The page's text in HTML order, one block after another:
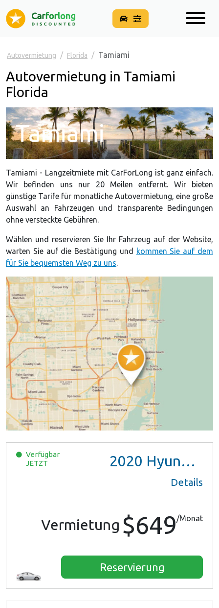
Autovermietung Florida Tamiami
Autovermietung in Tamiami
Florida
Tamiami
Tamiami - Langzeitmiete mit CarForLong ist ganz einfach.
Wir befinden uns nur 20 Meilen entfernt. Wir bieten
günstige Tarife für monatliche Autovermietung, eine große
Auswahl an Fahrzeugen und transparente Bedingungen
ohne versteckte Gebühren.
Wählen und reservieren Sie Ihr Fahrzeug auf der Website,
warten Sie auf die Bestätigung und
kommen Sie auf dem
für Sie bequemsten Weg zu uns.
Verfügbar
JETZT
2020 Hyundai Accent
Details
Vermietung $649/Monat
Reservierung